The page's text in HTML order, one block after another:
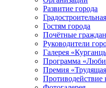
Развитие города
Гостям города
Почётные
Руководители
Галерея
Программа
Премия
Противодействие